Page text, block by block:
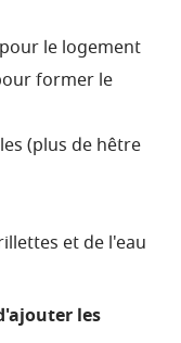
le logement
former le
(plus de hêtre
et de l'eau
les